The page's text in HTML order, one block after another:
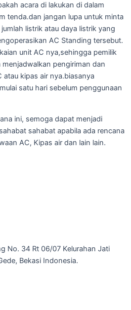
acara di lakukan di dalam
tenda.dan jangan lupa untuk minta
listrik atau daya listrik yang
AC Standing tersebut.
unit AC nya,sehingga pemilik
pengiriman dan
atau kipas air nya.biasanya
satu hari sebelum penggunaan
ini, semoga dapat menjadi
sahabat apabila ada rencana
AC, Kipas air dan lain lain.
No. 34 Rt 06/07 Kelurahan Jati
Bekasi Indonesia.